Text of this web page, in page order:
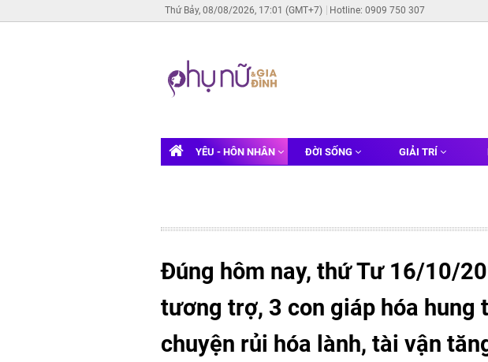
Thứ Bảy, 08/08/2026, 17:01 (GMT+7) Hotline: 0909 750 307
YÊU - HÔN NHÂN ĐỜI SỐNG GIẢI TRÍ
Đúng hôm nay, thứ Tư 16/10/
tương trợ, 3 con giáp hóa hung
chuyện rủi hóa lành, tài vận